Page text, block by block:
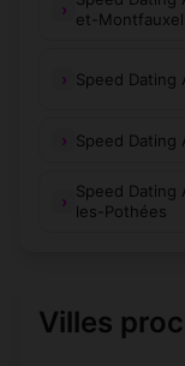
et-
Speed Dating
Speed Dating
Speed Dating
les-Pothées
Villes